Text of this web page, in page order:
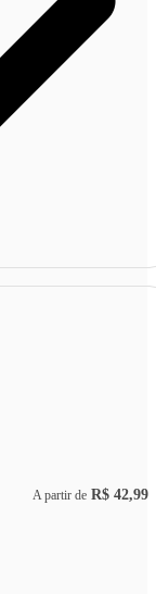
A partir de R$ 42,99